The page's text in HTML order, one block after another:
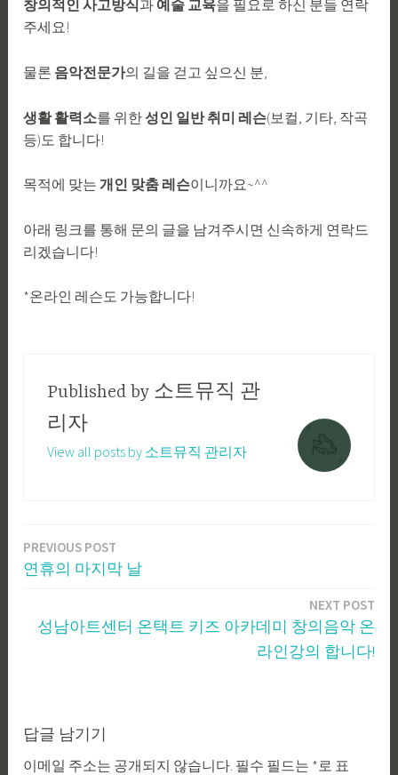
창의적인 사고방식과 예술 교육을 필요로 하신 분들 연락
주세요!
물론 음악전문가의 길을 걷고 싶으신 분,
생활 활력소를 위한 성인 일반 취미 레슨(보컬, 기타, 작곡
등)도 합니다!
목적에 맞는개인 맞춤 레슨이니까요~^^
아래 링크를 통해 문의 글을 남겨주시면 신속하게 연락드
리겠습니다!
*온라인 레슨도 가능합니다!
Published by 소트뮤직 관
리자
View all posts by 소트뮤직 관리자
글
탐
색
PREVIOUS POST
연휴의 마지막 날
NEXT POST
성남아트센터 온택트 키즈 아카데미 창의음악 온
라인강의 합니다!
답글 남기기
이메일 주소는 공개되지 않습니다. 필수 필드는 * 로 표